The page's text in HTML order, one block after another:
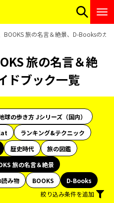
BOOKS 旅の名言＆絶景、D-Booksのガ
旅の名言＆絶
ドブック一覧
球の歩き方 Jシリーズ（国内）
ランキング&テクニック
歴史時代
旅の図鑑
旅の名言＆絶景
み物 BOOKS
D-Books
絞り込み条件を追加